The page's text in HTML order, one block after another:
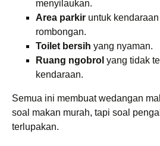
menyilaukan.
Area parkir untuk
rombongan.
Toilet bersih yang nyaman.
Ruang ngobrol yang tidak
kendaraan.
Semua ini membuat wedangan
soal makan murah, tapi soal
terlupakan.